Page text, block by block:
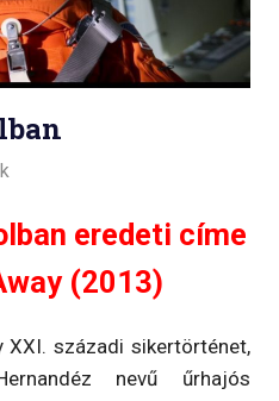
eredeti címe
(2013)
XXI. századi sikertörténet,
nevű űrhajós